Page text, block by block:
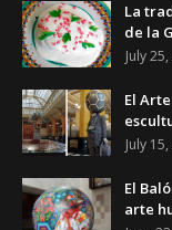
La
de la
July
El
July
El
arte